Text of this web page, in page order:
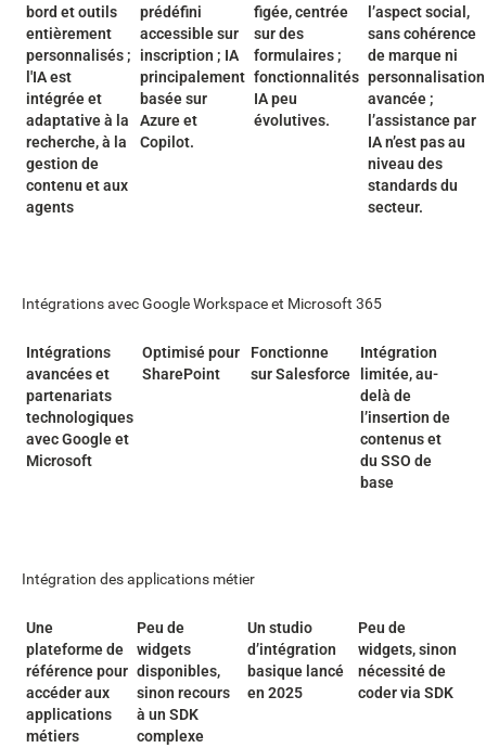
bord et outils
entièrement
personnalisés ;
l'IA est
intégrée et
adaptative à la
recherche, à la
gestion de
contenu et aux
agents
prédéfini
accessible sur
inscription ; IA
principalement
basée sur
Azure et
Copilot.
figée, centrée
sur des
formulaires ;
fonctionnalités
IA peu
évolutives.
l’aspect social,
sans cohérence
de marque ni
personnalisation
avancée ;
l’assistance par
IA n’est pas au
niveau des
standards du
secteur.
Intégrations avec Google Workspace et Microsoft 365
Intégrations
avancées et
partenariats
technologiques
avec Google et
Microsoft
Optimisé pour
SharePoint
Fonctionne
sur Salesforce
Intégration
limitée, au-
delà de
l’insertion de
contenus et
du SSO de
base
Intégration des applications métier
Une
plateforme de
référence pour
accéder aux
applications
métiers
Peu de
widgets
disponibles,
sinon recours
à un SDK
complexe
Un studio
d’intégration
basique lancé
en 2025
Peu de
widgets, sinon
nécessité de
coder via SDK